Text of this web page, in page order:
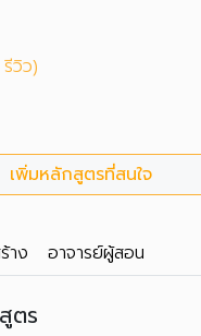
วิว)
เพิ่มหลักสูตรที่สนใจ
าง อาจารย์ผู้สอน
ตร